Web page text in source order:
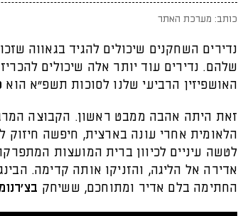
כותב: מערכת האתר
נדירים השחקנים שיכולים להגיד בגאווה
שלהם. נדירים עוד יותר אלה שיכולים
האושפיזין הרביעי שלנו לסוכות תשפ"א הוא
זאת היתה אהבה ממבט ראשון. הקבוצה
הלאומית אחרי עונה בארצית, חיפשה חיזוק
לטשה עיניים לכיוון ברית המועצות
אדירה אל הליגה, והזניקו אותה קדימה.
החתימה בלם אדיר ומתוחכם, ששיחק